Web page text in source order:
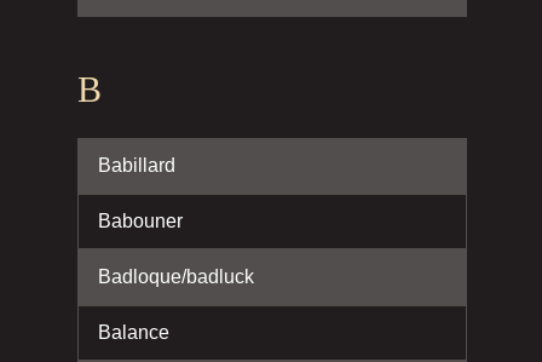
B
Babillard
Babouner
Badloque/badluck
Balance